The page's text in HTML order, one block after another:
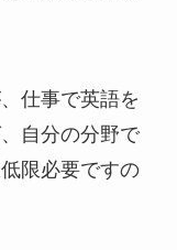
仕事で英語を
自分の分野で
限必要ですの